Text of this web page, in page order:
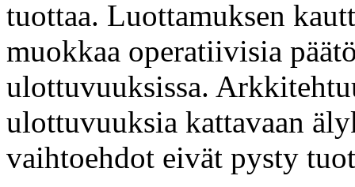
tuottaa. Luottamuksen
muokkaa operatiivisia
ulottuvuuksissa.
ulottuvuuksia kattavaan
vaihtoehdot eivät pysty